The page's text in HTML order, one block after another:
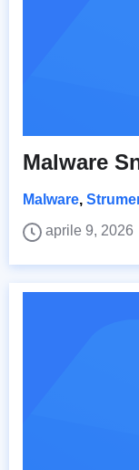
Malware
Malware,
aprile 9, 2026